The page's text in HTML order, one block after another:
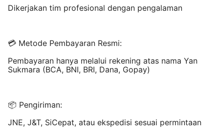
Dikerjakan tim profesional dengan pengalaman
💳 Metode Pembayaran Resmi:
Pembayaran hanya melalui rekening atas nama Yan
Sukmara (BCA, BNI, BRI, Dana, Gopay)
📦 Pengiriman:
JNE, J&T, SiCepat, atau ekspedisi sesuai permintaan